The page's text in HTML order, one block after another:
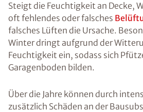
Steigt die Feuchtigkeit an Decke,
oft fehlendes oder falsches
falsches Lüften die Ursache.
Winter dringt aufgrund der
Feuchtigkeit ein, sodass sich
Garagenboden bilden.
Über die Jahre können durch
zusätzlich Schäden an der